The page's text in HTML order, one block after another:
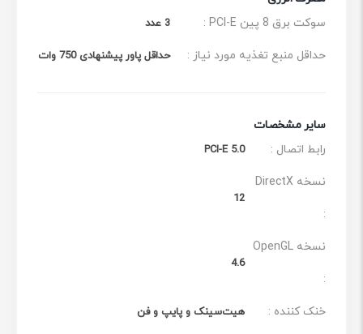
سوکت برق 8 پین PCI-E :
3 عدد
حداقل منبع تغذیه مورد نیاز : حداقل پاور پیشنهادی 750 وات
سایر مشخصات
رابط اتصال :
PCI-E 5.0
نسخه DirectX
:
12
نسخه OpenGL
:
4.6
خنک‌ کننده : هیت‌سینک و پایپ و فن